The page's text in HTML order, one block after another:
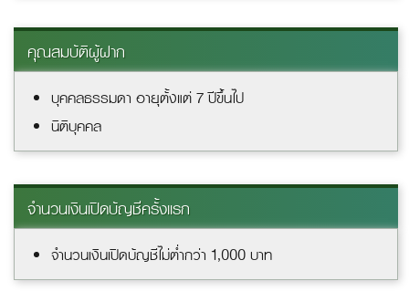
คุณสมบัติผู้ฝาก
บุคคลธรรมดา อายุตั้งแต่ 7 ปีขึ้นไป
นิติบุคคล
จำนวนเงินเปิดบัญชีครั้งแรก
จำนวนเงินเปิดบัญชีไม่ต่ำกว่า 1,000 บาท